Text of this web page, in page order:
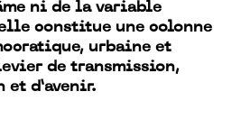
ni de la variable
elle constitue une colonne
urbaine et
de transmission,
et d’avenir.